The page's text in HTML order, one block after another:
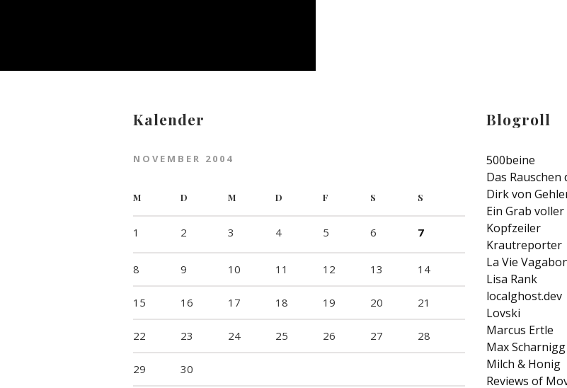
Kalender
NOVEMBER 2004
M D M D F S S
1 2 3 4 5 6 7
8 9 10 11 12 13 14
15 16 17 18 19 20 21
22 23 24 25 26 27 28
29 30
Blogroll
500beine
Das Rauschen
Dirk von
Ein Grab
Kopfzeiler
Krautreporter
La Vie
Lisa Rank
localghost.dev
Lovski
Marcus Ertle
Max Scharnigg
Milch & Honig
Reviews of